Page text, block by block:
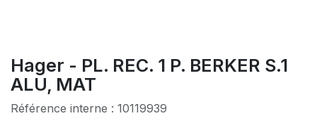
Hager - PL. REC. 1 P. BERKER S.1
ALU, MAT
Référence interne : 10119939